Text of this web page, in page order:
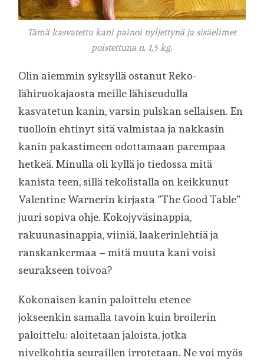
Tämä kasvatettu kani painoi nyljettynä ja sisäelimet
poistettuna n. 1,5 kg.
Olin aiemmin syksyllä ostanut Reko-
lähiruokajaosta meille lähiseudulla
kasvatetun kanin, varsin pulskan sellaisen. En
tuolloin ehtinyt sitä valmistaa ja nakkasin
kanin pakastimeen odottamaan parempaa
hetkeä. Minulla oli kyllä jo tiedossa mitä
kanista teen, sillä tekolistalla on keikkunut
Valentine Warnerin kirjasta ”The Good Table”
juuri sopiva ohje. Kokojyväsinappia,
rakuunasinappia, viiniä, laakerinlehtiä ja
ranskankermaa – mitä muuta kani voisi
seurakseen toivoa?
Kokonaisen kanin paloittelu etenee
jokseenkin samalla tavoin kuin broilerin
paloittelu: aloitetaan jaloista, jotka
nivelkohtia seuraillen irrotetaan. Ne voi myös